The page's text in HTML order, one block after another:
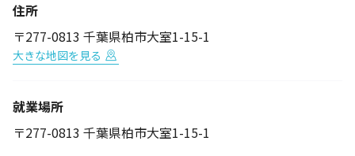
住所
〒277-0813 千葉県柏市大室1-15-1
大きな地図を見る
就業場所
〒277-0813 千葉県柏市大室1-15-1